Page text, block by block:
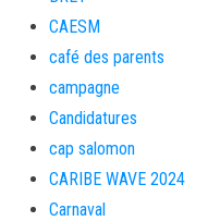
CAESM
café des parents
campagne
Candidatures
cap salomon
CARIBE WAVE 2024
Carnaval